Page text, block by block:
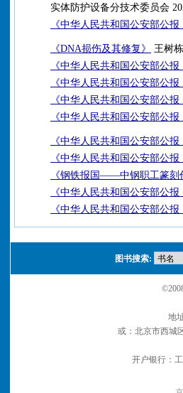
实体防护设备分技术委员会
《中华人民共和国公安部公报
《DNA损伤及其修复》
王树
《中华人民共和国公安部公报
《中华人民共和国公安部公报
《中华人民共和国公安部公报
《中华人民共和国公安部公报
《中华人民共和国公安部公报
《中华人民共和国公安部公报
《钢铁报国——中钢职工篆刻
《中华人民共和国公安部公报
《中华人民共和国公安部公报
图书搜索:
地
或：北京市西城
开户银行：